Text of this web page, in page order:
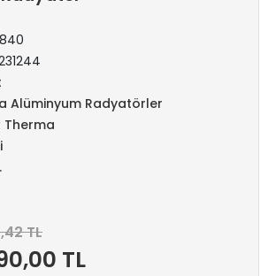
Alüminyum Radyatörler
Therma
TL
TL